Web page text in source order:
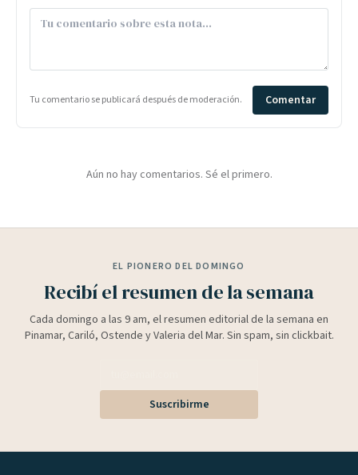
Tu comentario se publicará después de moderación. Comentar
Aún no hay comentarios. Sé el primero.
EL PIONERO DEL DOMINGO
Recibí el resumen de la semana
Cada domingo a las 9 am, el resumen editorial de la semana en
Pinamar, Cariló, Ostende y Valeria del Mar. Sin spam, sin clickbait.
Suscribirme